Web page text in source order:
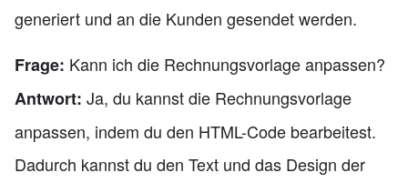
generiert und an die Kunden gesendet werden.
Frage: Kann ich die Rechnungsvorlage anpassen?
Antwort: Ja, du kannst die Rechnungsvorlage
anpassen, indem du den HTML-Code bearbeitest.
Dadurch kannst du den Text und das Design der